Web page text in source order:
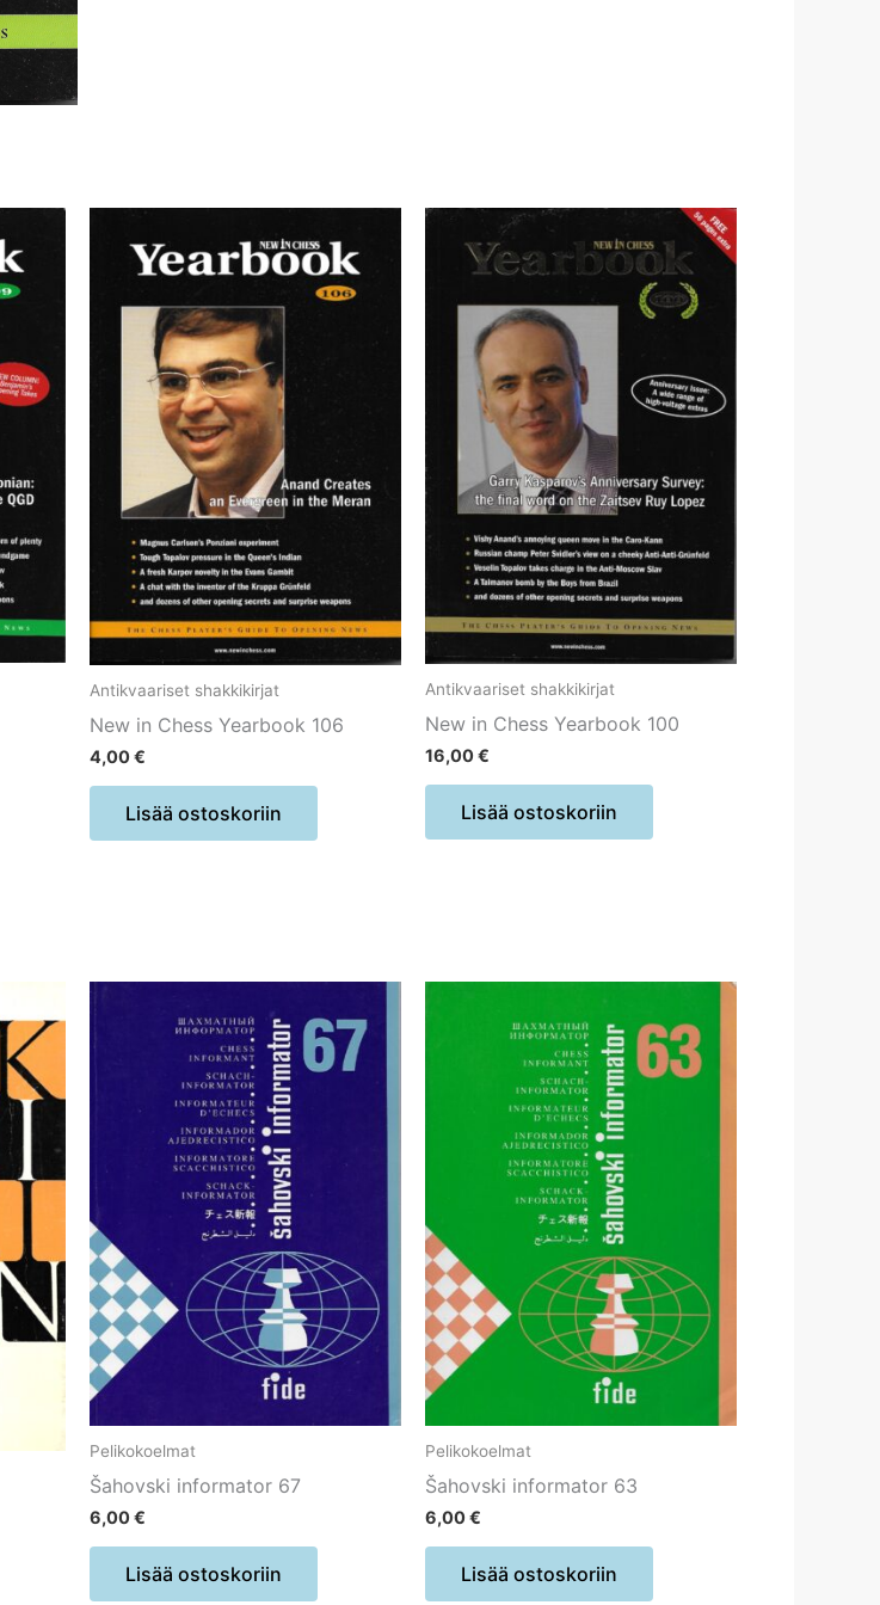
Antikvaariset shakkikirjat
New in Chess Yearbook 106
4,00€
Lisää ostoskoriin
Antikvaariset shakkikirjat
New in Chess Yearbook 100
16,00€
Lisää ostoskoriin
Pelikokoelmat
Šahovski informator 67
6,00€
Lisää ostoskoriin
Pelikokoelmat
Šahovski informator 63
6,00€
Lisää ostoskoriin